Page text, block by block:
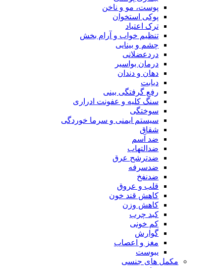
پوست، مو و ناخن
پوکی استخوان
ترک اعتیاد
تنظیم خواب و آرام بخش
چشم و بینایی
دردعضلانی
درمان بواسیر
دهان و دندان
دیابت
رفع گرفتگی بینی
سنگ کلیه و عفونت ادراری
سوختگی
سیستم ایمنی و سرما خوردگی
شقاق
ضد آسم
ضدالتهاب
ضدترشح عرق
ضدسرفه
ضدنفخ
قلب و عروق
کاهش قند خون
کاهش وزن
کبد چرب
کم خونی
گوارش
مغز و اعصاب
یبوست
مکمل های جنسی